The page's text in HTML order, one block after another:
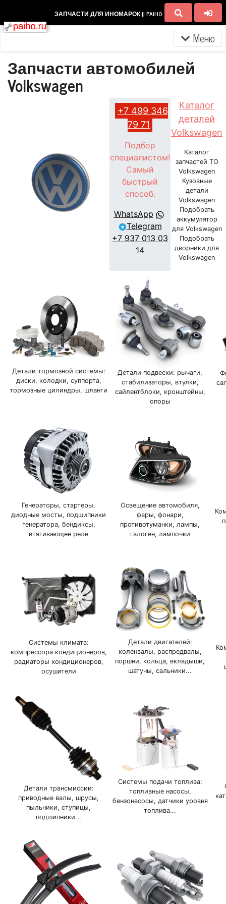
ЗАПЧАСТИ ДЛЯ ИНОМАРОК || PAIHO
Меню
Запчасти автомобилей
Volkswagen
+7 499 346
79 71
Подбор
специалистом!
Самый
быстрый
способ.
WhatsApp
Telegram
+7 937 013 03
14
Каталог
деталей
Volkswagen
Каталог
запчастей ТО
Volkswagen
Кузовные
детали
Volkswagen
Подобрать
аккумулятор
для Volkswagen
Подобрать
дворники для
Volkswagen
Детали тормозной системы:
диски, колодки, суппорта,
тормозные цилиндры, шланги
Детали подвески: рычаги,
стабилизаторы, втулки,
сайлентблоки, кронштейны,
опоры
Генераторы, стартеры,
диодные мосты, подшипники
генератора, бендиксы,
втягивающее реле
Освещение автомобиля,
фары, фонари,
противотуманки, лампы,
галоген, лампочки
Системы климата:
компрессора кондиционеров,
радиаторы кондиционеров,
осушители
Детали двигателей:
коленвалы, распредвалы,
поршни, кольца, вкладыши,
шатуны, сальники...
Детали трансмиссии:
приводные валы, шрусы,
пыльники, ступицы,
подшипники...
Системы подачи топлива:
топливные насосы,
бензонасосы, датчики уровня
топлива...